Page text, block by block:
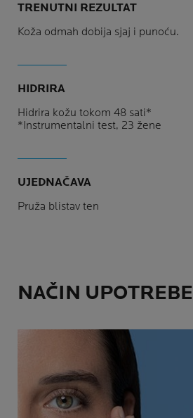
TRENUTNI REZULTAT
Koža odmah dobija sjaj i punoću.
HIDRIRA
Hidrira kožu tokom 48 sati*
*Instrumentalni test, 23 žene
UJEDNAČAVA
Pruža blistav ten
NAČIN UPOTREBE